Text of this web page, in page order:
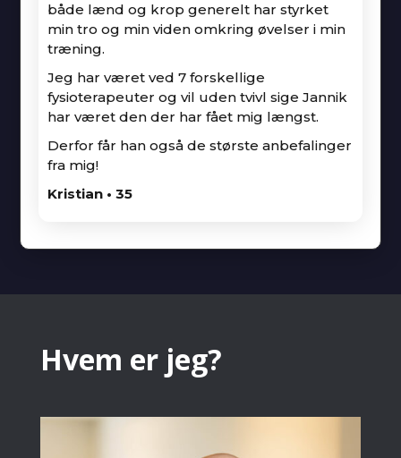
både lænd og krop generelt har styrket
min tro og min viden omkring øvelser i min
træning.
Jeg har været ved 7 forskellige
fysioterapeuter og vil uden tvivl sige Jannik
har været den der har fået mig længst.
Derfor får han også de største anbefalinger
fra mig!
Kristian • 35
Hvem er jeg?